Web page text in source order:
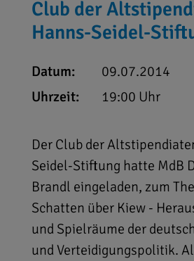
Club der
Hanns-Seidel-
Datum:
09.07.2014
Uhrzeit:
19:00 Uhr
Der Club der
Seidel-Stiftung hatte MdB
Brandl eingeladen, zum
Schatten über Kiew -
und Spielräume der
und Verteidigungspolitik.